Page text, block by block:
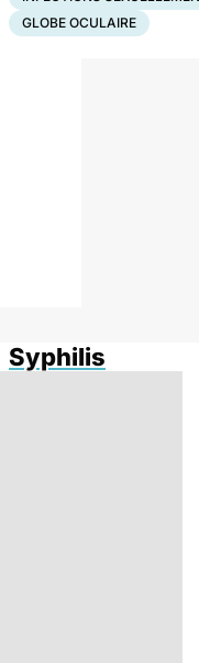
GLOBE OCULAIRE
Syphilis